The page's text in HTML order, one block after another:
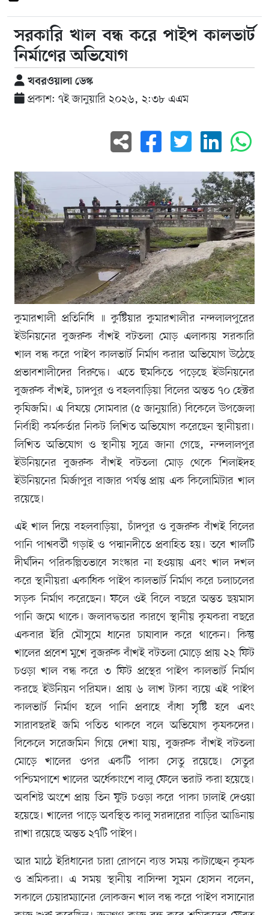
সরকারি খাল বন্ধ করে পাইপ কালভার্ট
নির্মাণের অভিযোগ
খবরওয়ালা ডেস্ক
প্রকাশ: ৭ই জানুয়ারি ২০২৬, ২:৩৮ এএম
কুমারখালী প্রতিনিধি ॥ কুষ্টিয়ার কুমারখালীর নন্দলালপুরের
ইউনিয়নের বুজরুক বাঁখই বটতলা মোড় এলাকায় সরকারি
খাল বন্ধ করে পাইপ কালভার্ট নির্মাণ করার অভিযোগ উঠেছে
প্রভাবশালীদের বিরুদ্ধে। এতে হুমকিতে পড়েছে ইউনিয়নের
বুজরুক বাঁখই, চাদপুর ও বহলবাড়িয়া বিলের অন্তত ৭০ হেক্টর
কৃষিজমি। এ বিষয়ে সোমবার (৫ জানুয়ারি) বিকেলে উপজেলা
নির্বাহী কর্মকর্তার নিকট লিখিত অভিযোগ করেছেন স্থানীয়রা।
লিখিত অভিযোগ ও স্থানীয় সুত্রে জানা গেছে, নন্দলালপুর
ইউনিয়নের বুজরুক বাঁখই বটতলা মোড় থেকে শিলাইদহ
ইউনিয়নের মির্জাপুর বাজার পর্যন্ত প্রায় এক কিলোমিটার খাল
রয়েছে।
এই খাল দিয়ে বহলবাড়িয়া, চাঁদপুর ও বুজরুক বাঁখই বিলের
পানি পাশ্ববর্তী গড়াই ও পদ্মানদীতে প্রবাহিত হয়। তবে খালটি
দীর্ঘদিন পরিকল্পিতভাবে সংস্কার না হওয়ায় এবং খাল দখল
করে স্থানীয়রা একাধিক পাইপ কালভার্ট নির্মাণ করে চলাচলের
সড়ক নির্মাণ করেছেন। ফলে ওই বিলে বছরে অন্তত ছয়মাস
পানি জমে থাকে। জলাবদ্ধতার কারণে স্থানীয় কৃষকরা বছরে
একবার ইরি মৌসুমে ধানের চাষাবাদ করে থাকেন। কিন্তু
খালের প্রবেশ মুখে বুজরুক বাঁখই বটতলা মোড়ে প্রায় ২২ ফিট
চওড়া খাল বন্ধ করে ৩ ফিট প্রস্থের পাইপ কালভার্ট নির্মাণ
করছে ইউনিয়ন পরিষদ। প্রায় ৬ লাখ টাকা ব্যয়ে এই পাইপ
কালভার্ট নির্মাণ হলে পানি প্রবাহে বাঁধা সৃষ্টি হবে এবং
সারাবছরই জমি পতিত থাকবে বলে অভিযোগ কৃষকদের।
বিকেলে সরেজমিন গিয়ে দেখা যায়, বুজরুক বাঁখই বটতলা
মোড়ে খালের ওপর একটি পাকা সেতু রয়েছে। সেতুর
পশ্চিমপাশে খালের অর্ধেকাংশে বালু ফেলে ভরাট করা হয়েছে।
অবশিষ্ট অংশে প্রায় তিন ফুট চওড়া করে পাকা ঢালাই দেওয়া
হয়েছে। খালের পাড়ে অবস্থিত কালু সরদারের বাড়ির আঙিনায়
রাখা রয়েছে অন্তত ২৭টি পাইপ।
আর মাঠে ইরিধানের চারা রোপনে ব্যস্ত সময় কাটাচ্ছেন কৃষক
ও শ্রমিকরা। এ সময় স্থানীয় বাসিন্দা সুমন হোসন বলেন,
সকালে চেয়ারম্যানের লোকজন খাল বন্ধ করে পাইপ বসানোর